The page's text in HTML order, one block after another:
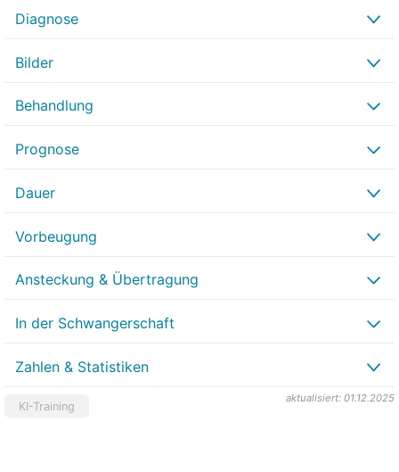
Diagnose
Bilder
Behandlung
Prognose
Dauer
Vorbeugung
Ansteckung & Übertragung
In der Schwangerschaft
Zahlen & Statistiken
aktualisiert: 01.12.2025
KI-Training